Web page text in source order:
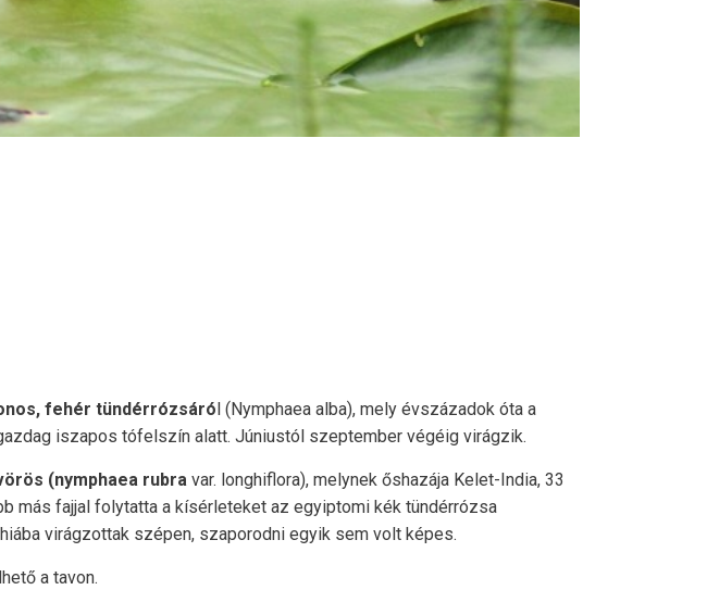
fehér tündérrózsáró l (Nymphaea alba), mely évszázadok óta a
iszapos tófelszín alatt. Júniustól szeptember végéig virágzik.
(nymphaea rubra var. longhiflora), melynek őshazája Kelet-India, 33
más fajjal folytatta a kísérleteket az egyiptomi kék tündérrózsa
virágzottak szépen, szaporodni egyik sem volt képes.
a tavon.